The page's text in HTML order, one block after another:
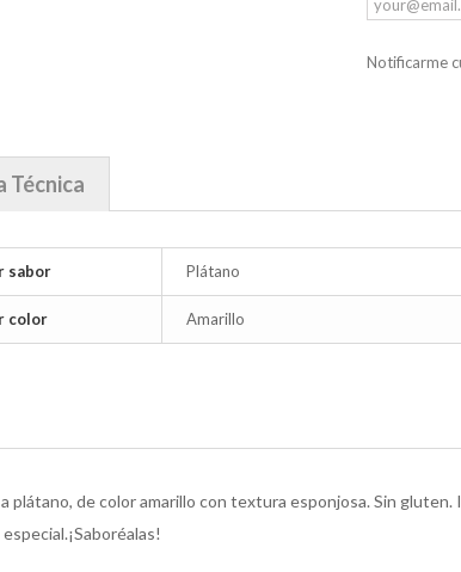
Notificarme
Técnica
sabor Plátano
color Amarillo
plátano, de color amarillo con textura esponjosa. Sin